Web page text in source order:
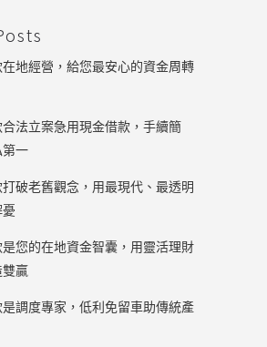
地經營，給您最安心的資金周轉
合法立案急用現金借款，手續簡
第一
破老舊觀念，用最現代、最透明
是您的在地資金智囊，用靈活理財
雙贏
是調度專家，低利免留車助傳統產